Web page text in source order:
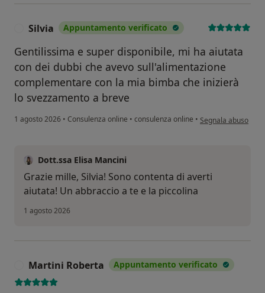
Silvia Appuntamento verificato
Gentilissima e super disponibile, mi ha aiutata
con dei dubbi che avevo sull'alimentazione
complementare con la mia bimba che inizierà
lo svezzamento a breve
1 agosto 2026 • Consulenza online • consulenza online • secondo l'opinione
Segnala abuso
Dott.ssa Elisa Mancini
Grazie mille, Silvia! Sono contenta di averti
aiutata! Un abbraccio a te e la piccolina
1 agosto 2026
Martini Roberta Appuntamento verificato